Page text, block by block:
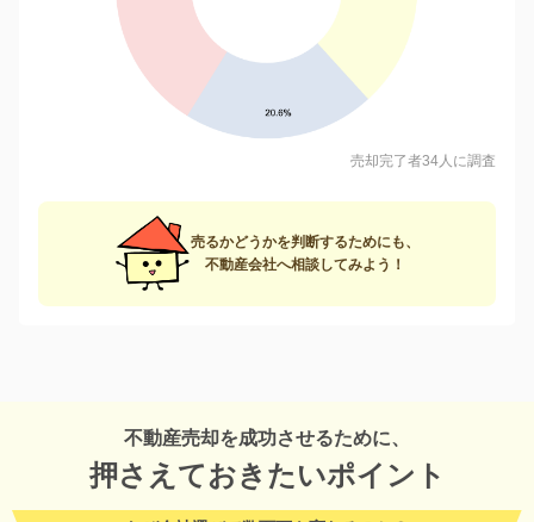
売却完了者34人に調査
売るかどうかを判断するためにも、
不動産会社へ相談してみよう！
不動産売却を成功させるために、
押さえておきたいポイント